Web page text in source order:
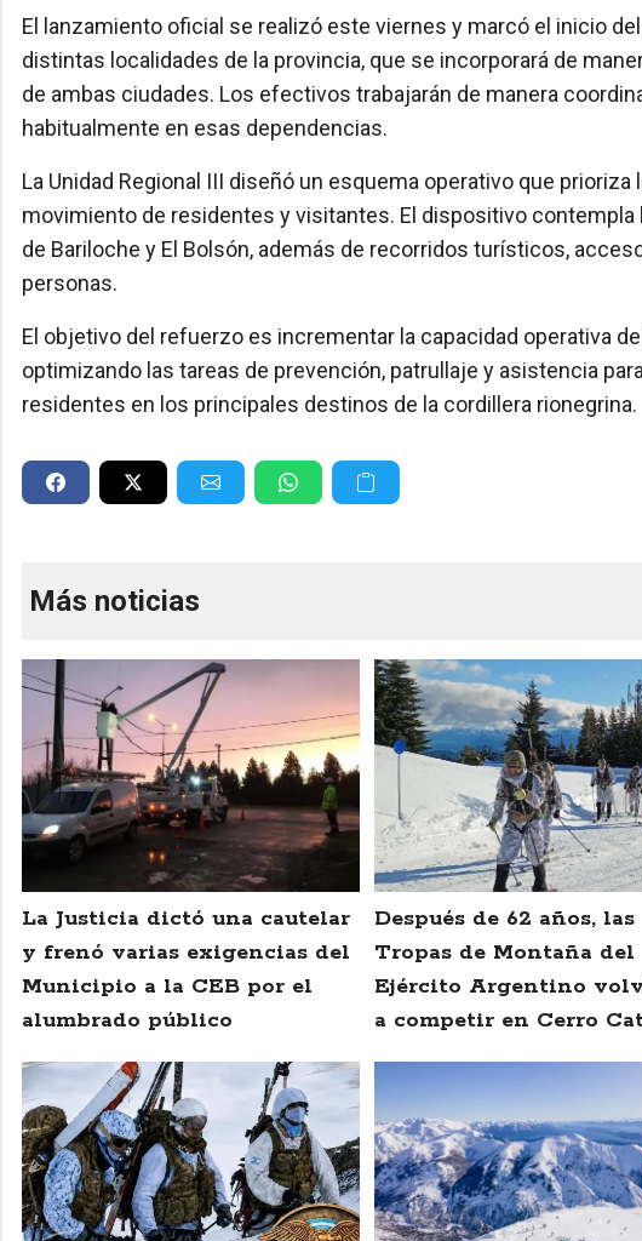
El lanzamiento oficial se realizó este viernes y marcó el inicio
distintas localidades de la provincia, que se incorporará de
de ambas ciudades. Los efectivos trabajarán de manera
habitualmente en esas dependencias.
La Unidad Regional III diseñó un esquema operativo que
movimiento de residentes y visitantes. El dispositivo
de Bariloche y El Bolsón, además de recorridos turísticos,
personas.
El objetivo del refuerzo es incrementar la capacidad operativa
optimizando las tareas de prevención, patrullaje y asistencia
residentes en los principales destinos de la cordillera rionegrina.
Más noticias
La Justicia dictó una cautelar
y frenó varias exigencias del
Municipio a la CEB por el
alumbrado público
Después de 62 años, las
Tropas de Montaña del
Ejército Argentino
a competir en Cerro